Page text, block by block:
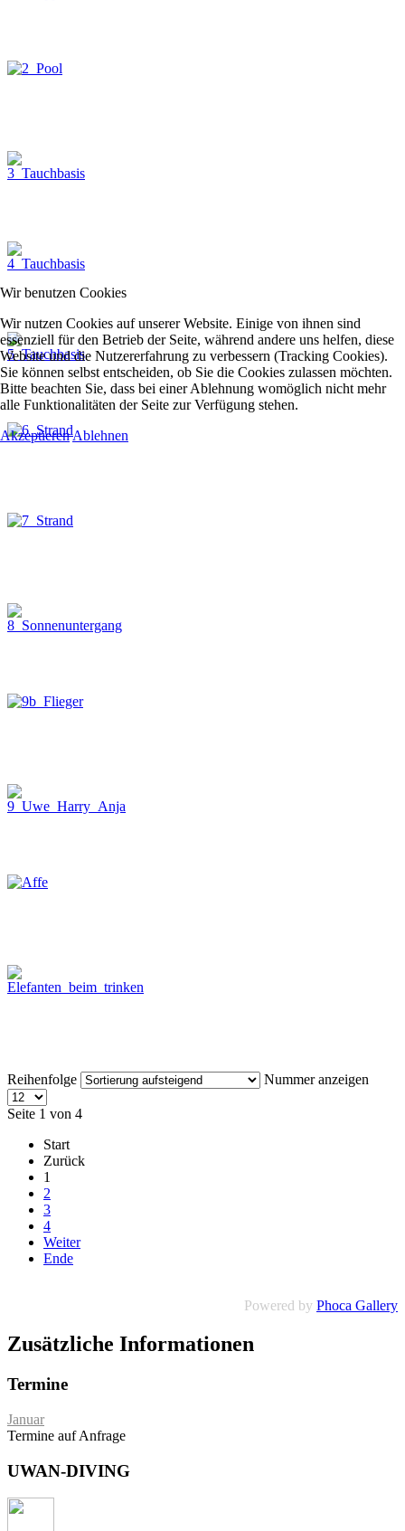
Reihenfolge Nummer anzeigen
Seite 1 von 4
Start
Zurück
1
2
3
4
Weiter
Ende
Powered by Phoca Gallery
Zusätzliche Informationen
Termine
Januar
Termine auf Anfrage
UWAN-DIVING
Wir benutzen Cookies
Wir nutzen Cookies auf unserer Website. Einige von ihnen sind
essenziell für den Betrieb der Seite, während andere uns helfen, diese
Website und die Nutzererfahrung zu verbessern (Tracking Cookies).
Sie können selbst entscheiden, ob Sie die Cookies zulassen möchten.
Bitte beachten Sie, dass bei einer Ablehnung womöglich nicht mehr
alle Funktionalitäten der Seite zur Verfügung stehen.
AkzeptierenAblehnen